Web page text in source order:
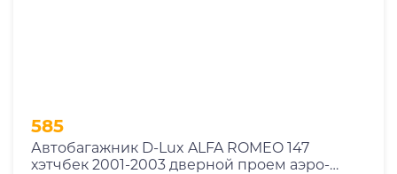
585
Автобагажник D-Lux ALFA ROMEO 147
хэтчбек 2001-2003 дверной проем аэро-